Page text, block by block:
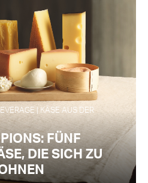
| KÄSE AUS DER
FÜNF
DIE SICH ZU